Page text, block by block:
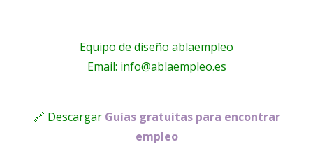
Equipo de diseño ablaempleo
Email: info@ablaempleo.es
🔗 Descargar Guías gratuitas para encontrar
empleo